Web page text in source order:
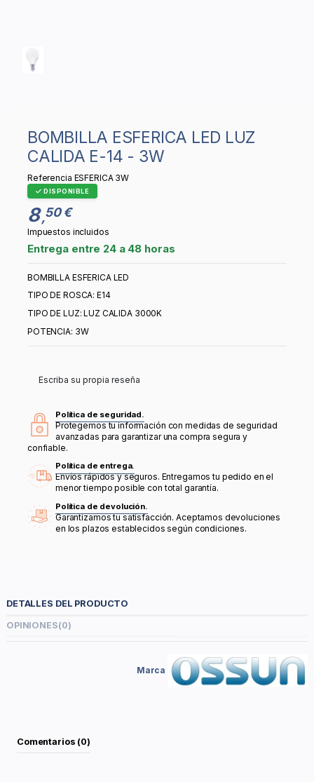
BOMBILLA ESFERICA LED LUZ
CALIDA E-14 - 3W
Referencia ESFERICA 3W
DISPONIBLE
8,50 €
Impuestos incluidos
Entrega entre 24 a 48 horas
BOMBILLA ESFERICA LED
TIPO DE ROSCA: E14
TIPO DE LUZ: LUZ CALIDA 3000K
POTENCIA: 3W
Escriba su propia reseña
Política de seguridad.
Protegemos tu información con medidas de seguridad
avanzadas para garantizar una compra segura y
confiable.
Política de entrega.
Envíos rápidos y seguros. Entregamos tu pedido en el
menor tiempo posible con total garantía.
Política de devolución.
Garantizamos tu satisfacción. Aceptamos devoluciones
en los plazos establecidos según condiciones.
DETALLES DEL PRODUCTO
OPINIONES(0)
Marca
Comentarios (0)